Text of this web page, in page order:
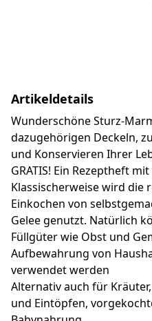
Artikeldetails
Wunderschöne Sturz-
dazugehörigen Deckeln,
und Konservieren Ihrer
GRATIS! Ein Rezeptheft
Klassischerweise wird die
Einkochen von
Gelee genutzt. Natürlich
Füllgüter wie Obst und
Aufbewahrung von
verwendet werden
Alternativ auch für
und Eintöpfen,